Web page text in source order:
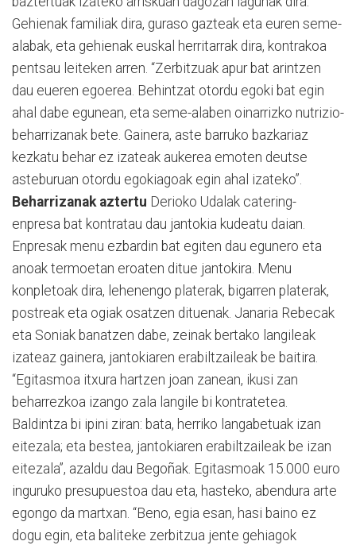
Gehienak familiak dira, guraso gazteak eta euren seme-
alabak, eta gehienak euskal herritarrak dira, kontrakoa
pentsau leiteken arren. “Zerbitzuak apur bat arintzen
dau eueren egoerea. Behintzat otordu egoki bat egin
ahal dabe egunean, eta seme-alaben oinarrizko nutrizio-
beharrizanak bete. Gainera, aste barruko bazkariaz
kezkatu behar ez izateak aukerea emoten deutse
asteburuan otordu egokiagoak egin ahal izateko”.
Beharrizanak aztertu Derioko Udalak catering-
enpresa bat kontratau dau jantokia kudeatu daian.
Enpresak menu ezbardin bat egiten dau egunero eta
anoak termoetan eroaten ditue jantokira. Menu
konpletoak dira, lehenengo platerak, bigarren platerak,
postreak eta ogiak osatzen dituenak. Janaria Rebecak
eta Soniak banatzen dabe, zeinak bertako langileak
izateaz gainera, jantokiaren erabiltzaileak be baitira.
“Egitasmoa itxura hartzen joan zanean, ikusi zan
beharrezkoa izango zala langile bi kontratetea.
Baldintza bi ipini ziran: bata, herriko langabetuak izan
eitezala; eta bestea, jantokiaren erabiltzaileak be izan
eitezala”, azaldu dau Begoñak. Egitasmoak 15.000 euro
inguruko presupuestoa dau eta, hasteko, abendura arte
egongo da martxan. “Beno, egia esan, hasi baino ez
dogu egin, eta baliteke zerbitzua jente gehiagok